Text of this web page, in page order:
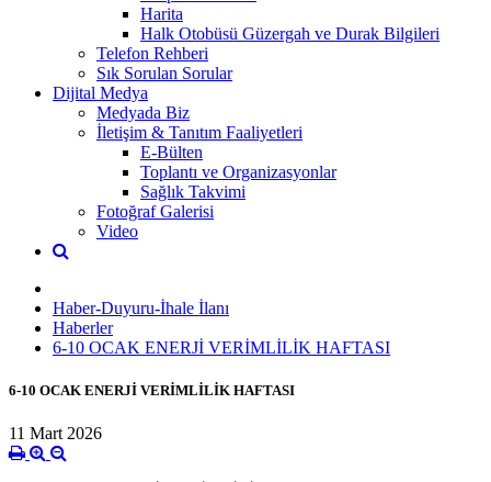
Harita
Halk Otobüsü Güzergah ve Durak Bilgileri
Telefon Rehberi
Sık Sorulan Sorular
Dijital Medya
Medyada Biz
İletişim & Tanıtım Faaliyetleri
E-Bülten
Toplantı ve Organizasyonlar
Sağlık Takvimi
Fotoğraf Galerisi
Video
Haber-Duyuru-İhale İlanı
Haberler
6-10 OCAK ENERJİ VERİMLİLİK HAFTASI
6-10 OCAK ENERJİ VERİMLİLİK HAFTASI
11 Mart 2026